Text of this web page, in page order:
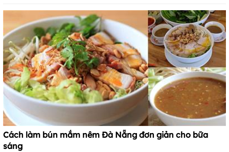
Cách làm bún mắm nêm Đà Nẵng đơn giản cho bữa
sáng